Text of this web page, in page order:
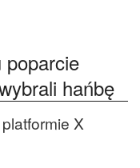
poparcie
hańbę
X